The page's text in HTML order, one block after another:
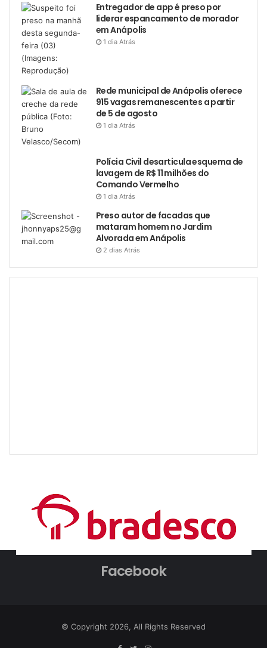
Entregador de app é preso por
liderar espancamento de morador
em Anápolis
1 dia Atrás
Rede municipal de Anápolis oferece
915 vagas remanescentes a partir
de 5 de agosto
1 dia Atrás
Polícia Civil desarticula esquema de
lavagem de R$ 11 milhões do
Comando Vermelho
1 dia Atrás
Preso autor de facadas que
mataram homem no Jardim
Alvorada em Anápolis
2 dias Atrás
Facebook
© Copyright 2026, All Rights Reserved